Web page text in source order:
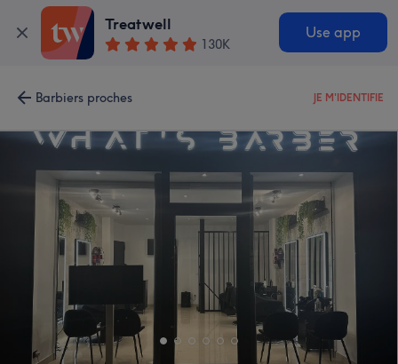
Treatwell
130K
Use app
Barbiers proches JE M'IDENTIFIE